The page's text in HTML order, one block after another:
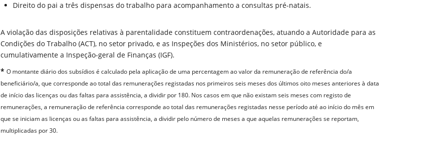
Direito do pai a três dispensas do trabalho para acompanhamento a consultas pré-natais.
A violação das disposições relativas à parentalidade constituem contraordenações, atuando a Autoridade para as
Condições do Trabalho (ACT), no setor privado, e as Inspeções dos Ministérios, no setor público, e
cumulativamente a Inspeção-geral de Finanças (IGF).
* O montante diário dos subsídios é calculado pela aplicação de uma percentagem ao valor da remuneração de referência do/a
beneficiário/a, que corresponde ao total das remunerações registadas nos primeiros seis meses dos últimos oito meses anteriores à data
de início das licenças ou das faltas para assistência, a dividir por 180. Nos casos em que não existam seis meses com registo de
remunerações, a remuneração de referência corresponde ao total das remunerações registadas nesse período até ao início do mês em
que se iniciam as licenças ou as faltas para assistência, a dividir pelo número de meses a que aquelas remunerações se reportam,
multiplicadas por 30.